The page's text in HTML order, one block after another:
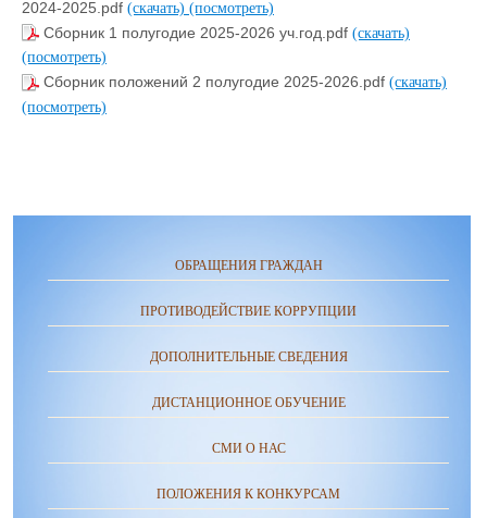
2024-2025.pdf (скачать) (посмотреть)
Сборник 1 полугодие 2025-2026 уч.год.pdf (скачать)
(посмотреть)
Сборник положений 2 полугодие 2025-2026.pdf (скачать)
(посмотреть)
ОБРАЩЕНИЯ ГРАЖДАН
ПРОТИВОДЕЙСТВИЕ КОРРУПЦИИ
ДОПОЛНИТЕЛЬНЫЕ СВЕДЕНИЯ
ДИСТАНЦИОННОЕ ОБУЧЕНИЕ
СМИ О НАС
ПОЛОЖЕНИЯ К КОНКУРСАМ